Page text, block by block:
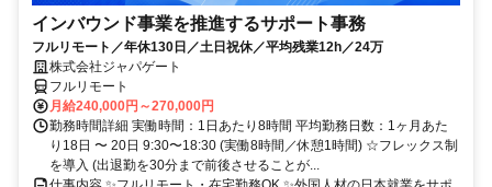
インバウンド事業を推進するサポート事務
フルリモート／年休130日／土日祝休／平均残業12h／24万
株式会社ジャパゲート
フルリモート
月給240,000円～270,000円
勤務時間詳細 実働時間：1日あたり8時間 平均勤務日数：1ヶ月あた
り18日 〜 20日 9:30〜18:30 (実働8時間／休憩1時間) ☆フレックス制
を導入 (出退勤を30分まで前後させることが...